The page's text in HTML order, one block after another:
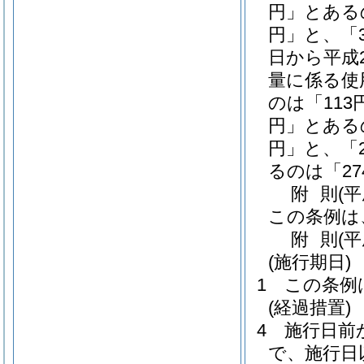
円」とあ
円」と、
日から平
量に係る
のは「113
円」とあ
円」と、
るのは「
附 則 (
この条例
附 則 (
(施行期日)
1
この条例
(経過措置)
4
施行日前
で、施行